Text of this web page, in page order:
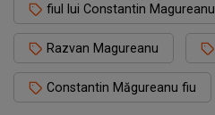
fiul lui Constantin Magureanu
Razvan Magureanu
Constantin Măgureanu fiu